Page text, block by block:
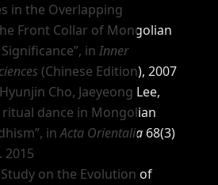
in the Overlapping
Front Collar of Mongolian
, in Inner
(Chinese Edition), 2007
Cho, Jaeyeong Lee,
dance in Mongolian
, inActa Orientalia 68(3)
2015
Study on the Evolution of